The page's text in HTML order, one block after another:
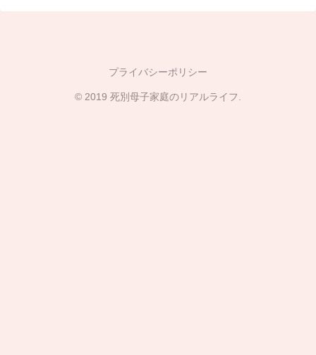
プライバシーポリシー
© 2019 死別母子家庭のリアルライフ.